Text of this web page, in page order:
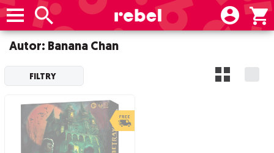
Autor: Banana Chan
FILTRY